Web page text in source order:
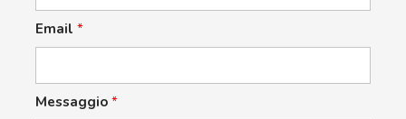
Email *
Messaggio *